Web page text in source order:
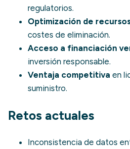
regulatorios.
Optimización de
costes de eliminación.
Acceso a financiación
inversión responsable.
Ventaja competitiva en
suministro.
Retos actuales
Inconsistencia de datos